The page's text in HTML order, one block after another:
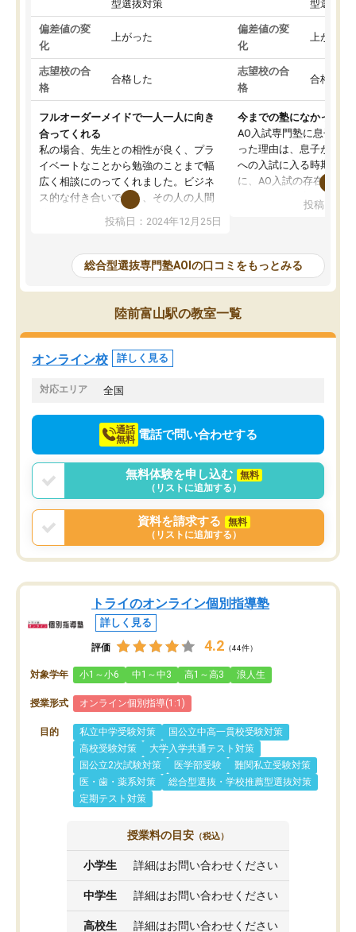
型選抜対策
偏差値の変
化
上がった
志望校の合
格
合格した
フルオーダーメイドで一人一人に向き
合ってくれる
私の場合、先生との相性が良く、プラ
イベートなことから勉強のことまで幅
広く相談にのってくれました。ビジネ
ス的な付き合いでなく、その人の人間
性までを適切に把握し、むきあってい
るなぁと強く感じることできました。
と相談すると、他の先生も紹介してく
ださり、客観的なアドバイスもいただ
くことができました（志望理由・自己
PR等の添削において）。そして、なに
より自習室が解放されている点がよか
ったです。友達と好きな時間に自習
し、お互いを高めあえる環境がありま
投稿日：2024年12月25日
型選抜対
偏差値の変
化
上がった
志望校の合
格
合格した
今までの塾になかった
AO入試専門塾に息子を
った理由は、息子が高校
への入試に入る時期に差
に、AO入試の存在を息
たことから、AOIに入塾
で、AO入試を改めて知
それに対しての具体的な
ことでした。更に子供の
る適正等についても詳し
でき、メンターの方々も
けてらっしゃいますので
投稿日：
総合型選抜専門塾AOIの口コミをもっとみる
陸前富山駅の教室一覧
オンライン校 詳しく見る
対応エリア 全国
通話
無料 電話で問い合わせする
無料体験を申し込む
無料
（リストに追加する）
資料を請求する
無料
（リストに追加する）
トライのオンライン個別指導塾
詳しく見る
評価 4.2 （44件）
対象学年 小1～小6 中1～中3 高1～高3 浪人生
授業形式 オンライン個別指導(1:1)
目的 私立中学受験対策
国公立中高一貫校受験対策
高校受験対策
大学入学共通テスト対策
国公立2次試験対策
医学部受験
難関私立受験対策
医・歯・薬系対策
総合型選抜・学校推薦型選抜対策
定期テスト対策
授業料の目安 （税込）
小学生 詳細はお問い合わせください
中学生 詳細はお問い合わせください
高校生 詳細はお問い合わせください